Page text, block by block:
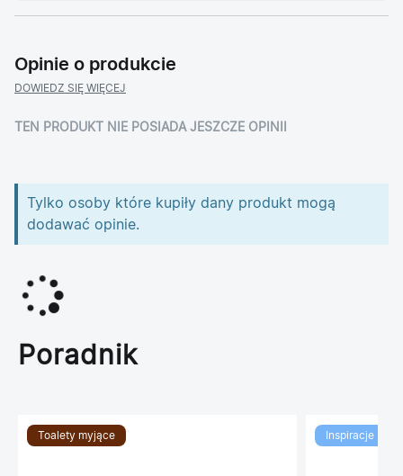
Opinie o produkcie
DOWIEDZ SIĘ WIĘCEJ
TEN PRODUKT NIE POSIADA JESZCZE OPINII
Tylko osoby które kupiły dany produkt mogą
dodawać opinie.
Poradnik
Toalety myjące Inspiracje